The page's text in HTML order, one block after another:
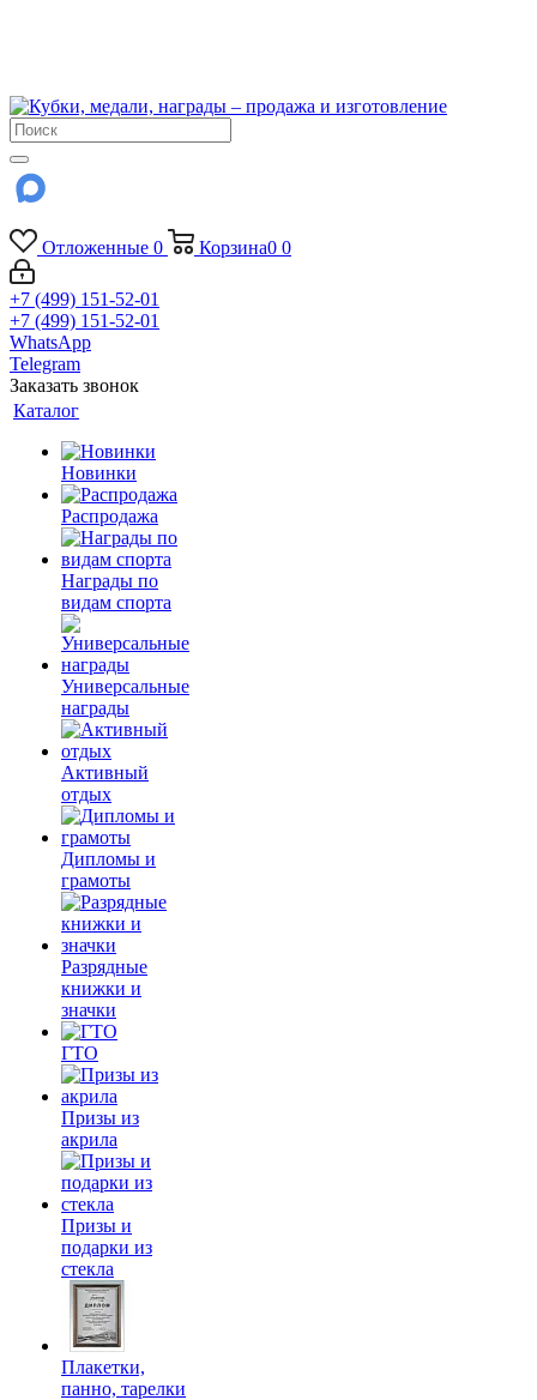
Отложенные 0 Корзина0 0
+7 (499) 151-52-01
+7 (499) 151-52-01
WhatsApp
Telegram
Заказать звонок
Каталог
Новинки
Распродажа
Награды по
видам спорта
Универсальные
награды
Активный
отдых
Дипломы и
грамоты
Разрядные
книжки и
значки
ГТО
Призы из
акрила
Призы и
подарки из
стекла
Плакетки,
панно, тарелки